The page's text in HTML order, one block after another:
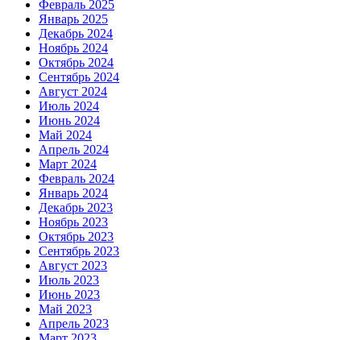
Февраль 2025
Январь 2025
Декабрь 2024
Ноябрь 2024
Октябрь 2024
Сентябрь 2024
Август 2024
Июль 2024
Июнь 2024
Май 2024
Апрель 2024
Март 2024
Февраль 2024
Январь 2024
Декабрь 2023
Ноябрь 2023
Октябрь 2023
Сентябрь 2023
Август 2023
Июль 2023
Июнь 2023
Май 2023
Апрель 2023